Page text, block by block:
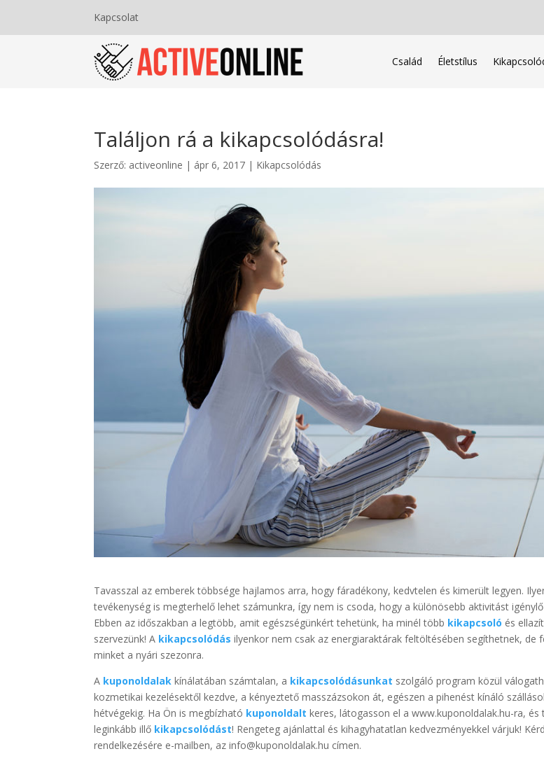
Kapcsolat
Család Életstílus
Találjon rá a kikapcsolódásra!
Szerző: activeonline | ápr 6, 2017 | Kikapcsolódás
Tavasszal az emberek többsége hajlamos arra, hogy fáradékony, kedvtelen és kimerült legyen.
tevékenység is megterhelő lehet számunkra, így nem is csoda, hogy a különösebb aktivitást
Ebben az időszakban a legtöbb, amit egészségünkért tehetünk, ha minél több kikapcsoló és
szervezünk! A kikapcsolódás ilyenkor nem csak az energiaraktárak feltöltésében segíthetnek, de
minket a nyári szezonra.
A kuponoldalak kínálatában számtalan, a kikapcsolódásunkat szolgáló program közül
kozmetikai kezelésektől kezdve, a kényeztető masszázsokon át, egészen a pihenést kínáló
hétvégekig. Ha Ön is megbízható kuponoldalt keres, látogasson el a www.kuponoldalak.hu-ra,
leginkább illő kikapcsolódást! Rengeteg ajánlattal és kihagyhatatlan kedvezményekkel várjuk!
rendelkezésére e-mailben, az info@kuponoldalak.hu címen.